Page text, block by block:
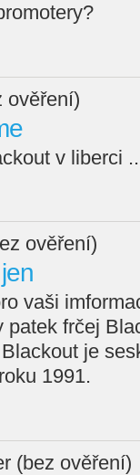
ověření)
v liberci
ověření)
vaši
frčej
je
1991.
(bez ověření)